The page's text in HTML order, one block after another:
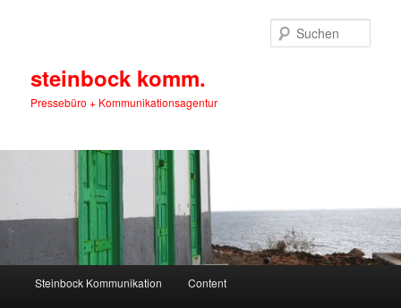
steinbock komm.
Pressebüro + Kommunikationsagentur
Steinbock Kommunikation Content